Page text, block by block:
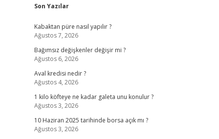
Sidebar
Son Yazılar
Kabaktan püre nasıl yapılır ?
Ağustos 7, 2026
Bağımsız değişkenler değişir mi ?
Ağustos 6, 2026
Aval kredisi nedir ?
Ağustos 4, 2026
1 kilo köfteye ne kadar galeta unu konulur ?
Ağustos 3, 2026
10 Haziran 2025 tarihinde borsa açık mı ?
Ağustos 3, 2026